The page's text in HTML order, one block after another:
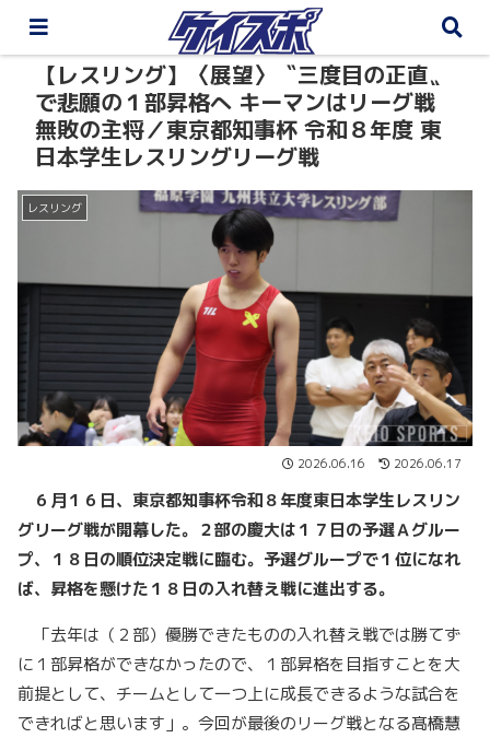
【レスリング】〈展望〉〝三度目の正直〟
で悲願の１部昇格へ キーマンはリーグ戦
無敗の主将／東京都知事杯 令和８年度 東
日本学生レスリングリーグ戦
レスリング
2026.06.16 2026.06.17
６月１６日、東京都知事杯令和８年度東日本学生レスリン
グリーグ戦が開幕した。２部の慶大は１７日の予選Ａグルー
プ、１８日の順位決定戦に臨む。予選グループで１位になれ
ば、昇格を懸けた１８日の入れ替え戦に進出する。
「去年は（２部）優勝できたものの入れ替え戦では勝てず
に１部昇格ができなかったので、１部昇格を目指すことを大
前提として、チームとして一つ上に成長できるような試合を
できればと思います」。今回が最後のリーグ戦となる髙橋慧